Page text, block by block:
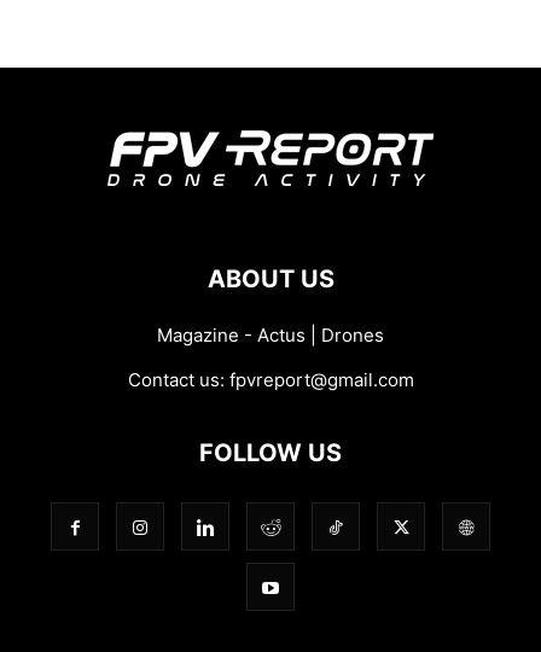
ABOUT US
Magazine - Actus | Drones
Contact us: fpvreport@gmail.com
FOLLOW US